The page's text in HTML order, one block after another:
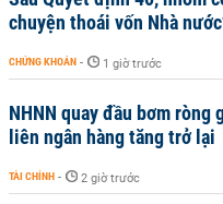
chuyện thoái vốn Nhà
CHỨNG KHOÁN - 1 giờ trước
NHNN quay đầu bơm ròng
liên ngân hàng tăng trở lại
TÀI CHÍNH - 2 giờ trước